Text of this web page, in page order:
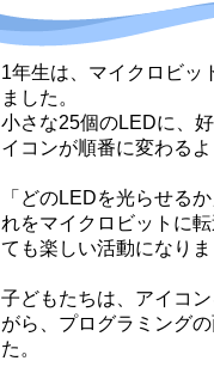
1年生は、マイクロビッ
ました。
小さな25個のLEDに、
イコンが順番に変わる
「どのLEDを光らせる
れをマイクロビットに
ても楽しい活動になり
子どもたちは、アイコ
がら、プログラミング
た。